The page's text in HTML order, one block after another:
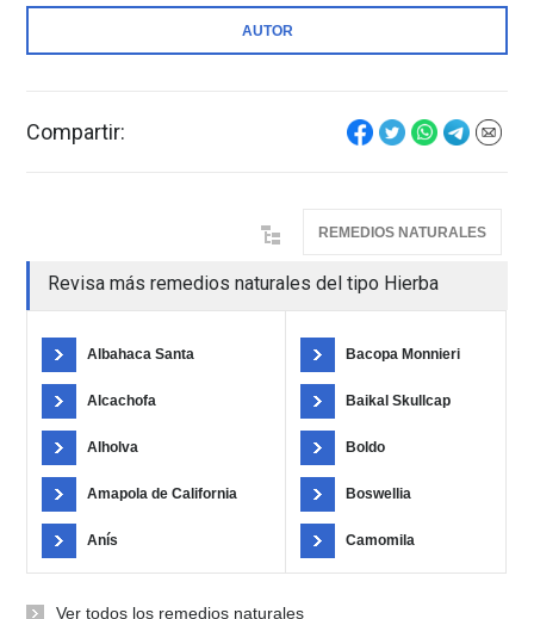
AUTOR
Compartir:
REMEDIOS NATURALES
Revisa más remedios naturales del tipo Hierba
Albahaca Santa
Alcachofa
Alholva
Amapola de California
Anís
Bacopa Monnieri
Baikal Skullcap
Boldo
Boswellia
Camomila
Ver todos los remedios naturales